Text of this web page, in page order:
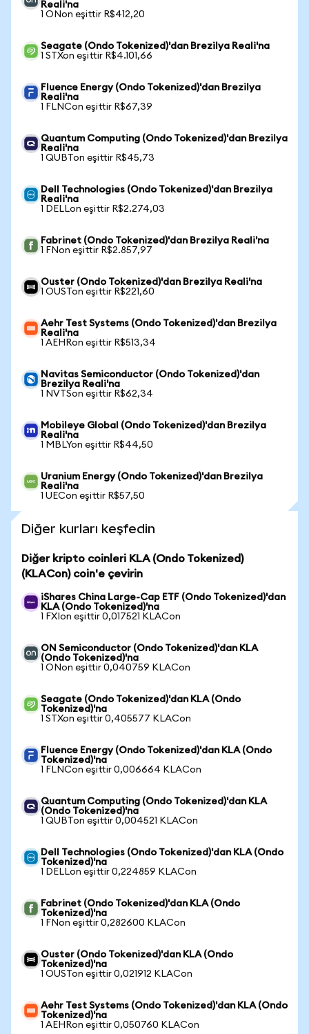
Reali'na
1 ONon eşittir R$412,20
Seagate (Ondo Tokenized)'dan Brezilya Reali'na
1 STXon eşittir R$4.101,66
Fluence Energy (Ondo Tokenized)'dan Brezilya
Reali'na
1 FLNCon eşittir R$67,39
Quantum Computing (Ondo Tokenized)'dan Brezilya
Reali'na
1 QUBTon eşittir R$45,73
Dell Technologies (Ondo Tokenized)'dan Brezilya
Reali'na
1 DELLon eşittir R$2.274,03
Fabrinet (Ondo Tokenized)'dan Brezilya Reali'na
1 FNon eşittir R$2.857,97
Ouster (Ondo Tokenized)'dan Brezilya Reali'na
1 OUSTon eşittir R$221,60
Aehr Test Systems (Ondo Tokenized)'dan Brezilya
Reali'na
1 AEHRon eşittir R$513,34
Navitas Semiconductor (Ondo Tokenized)'dan
Brezilya Reali'na
1 NVTSon eşittir R$62,34
Mobileye Global (Ondo Tokenized)'dan Brezilya
Reali'na
1 MBLYon eşittir R$44,50
Uranium Energy (Ondo Tokenized)'dan Brezilya
Reali'na
1 UECon eşittir R$57,50
Diğer kurları keşfedin
Diğer kripto coinleri KLA (Ondo Tokenized)
(KLACon) coin'e çevirin
iShares China Large-Cap ETF (Ondo Tokenized)'dan
KLA (Ondo Tokenized)'na
1 FXIon eşittir 0,017521 KLACon
ON Semiconductor (Ondo Tokenized)'dan KLA
(Ondo Tokenized)'na
1 ONon eşittir 0,040759 KLACon
Seagate (Ondo Tokenized)'dan KLA (Ondo
Tokenized)'na
1 STXon eşittir 0,405577 KLACon
Fluence Energy (Ondo Tokenized)'dan KLA (Ondo
Tokenized)'na
1 FLNCon eşittir 0,006664 KLACon
Quantum Computing (Ondo Tokenized)'dan KLA
(Ondo Tokenized)'na
1 QUBTon eşittir 0,004521 KLACon
Dell Technologies (Ondo Tokenized)'dan KLA (Ondo
Tokenized)'na
1 DELLon eşittir 0,224859 KLACon
Fabrinet (Ondo Tokenized)'dan KLA (Ondo
Tokenized)'na
1 FNon eşittir 0,282600 KLACon
Ouster (Ondo Tokenized)'dan KLA (Ondo
Tokenized)'na
1 OUSTon eşittir 0,021912 KLACon
Aehr Test Systems (Ondo Tokenized)'dan KLA (Ondo
Tokenized)'na
1 AEHRon eşittir 0,050760 KLACon